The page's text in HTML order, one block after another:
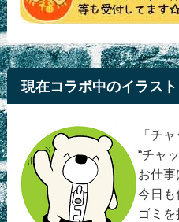
現在コラボ中のイラス
「チ
“チャ
お仕事
今日も
ゴミ